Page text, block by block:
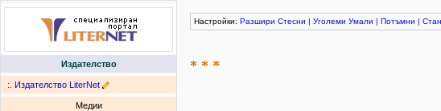
Издателство
:. Издателство LiterNet
Медии
Настройки: Разшири Стесни | Уголеми Умали | Потъмни |
* * *